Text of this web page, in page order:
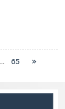
… 65 »